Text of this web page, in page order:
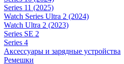
Series 11 (2025)
Watch Series Ultra 2 (2024)
Watch Ultra 2 (2023)
Series SE 2
Series 4
Аксессуары и зарядные устройства
Ремешки